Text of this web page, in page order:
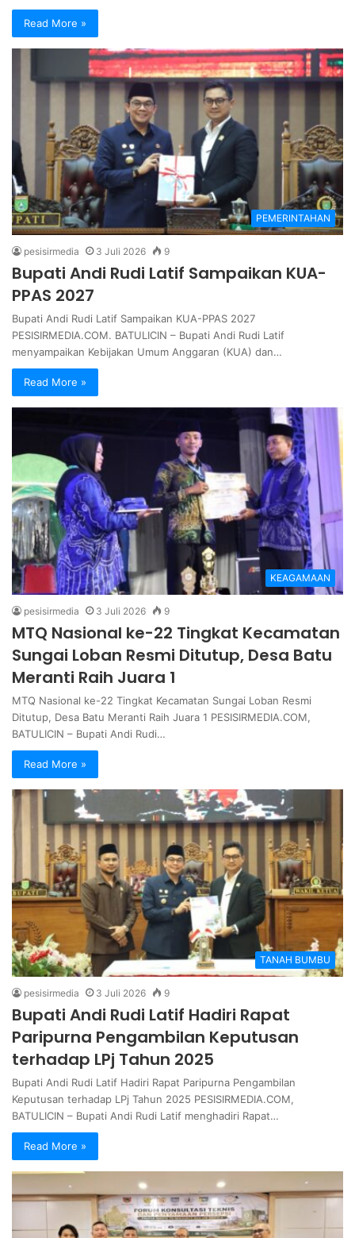
Read More »
PEMERINTAHAN
pesisirmedia 3 Juli 2026 9
Bupati Andi Rudi Latif Sampaikan KUA-
PPAS 2027
Bupati Andi Rudi Latif Sampaikan KUA-PPAS 2027
PESISIRMEDIA.COM. BATULICIN – Bupati Andi Rudi Latif
menyampaikan Kebijakan Umum Anggaran (KUA) dan…
Read More »
KEAGAMAAN
pesisirmedia 3 Juli 2026 9
MTQ Nasional ke-22 Tingkat Kecamatan
Sungai Loban Resmi Ditutup, Desa Batu
Meranti Raih Juara 1
MTQ Nasional ke-22 Tingkat Kecamatan Sungai Loban Resmi
Ditutup, Desa Batu Meranti Raih Juara 1 PESISIRMEDIA.COM,
BATULICIN – Bupati Andi Rudi…
Read More »
TANAH BUMBU
pesisirmedia 3 Juli 2026 9
Bupati Andi Rudi Latif Hadiri Rapat
Paripurna Pengambilan Keputusan
terhadap LPj Tahun 2025
Bupati Andi Rudi Latif Hadiri Rapat Paripurna Pengambilan
Keputusan terhadap LPj Tahun 2025 PESISIRMEDIA.COM,
BATULICIN – Bupati Andi Rudi Latif menghadiri Rapat…
Read More »